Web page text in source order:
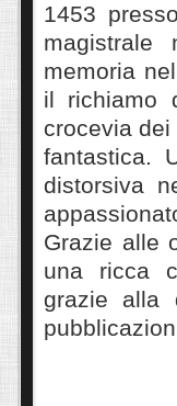
1453
memoria
il richiamo
crocevia
fantastica.
distorsiva
Grazie alle
una ricca
grazie alla